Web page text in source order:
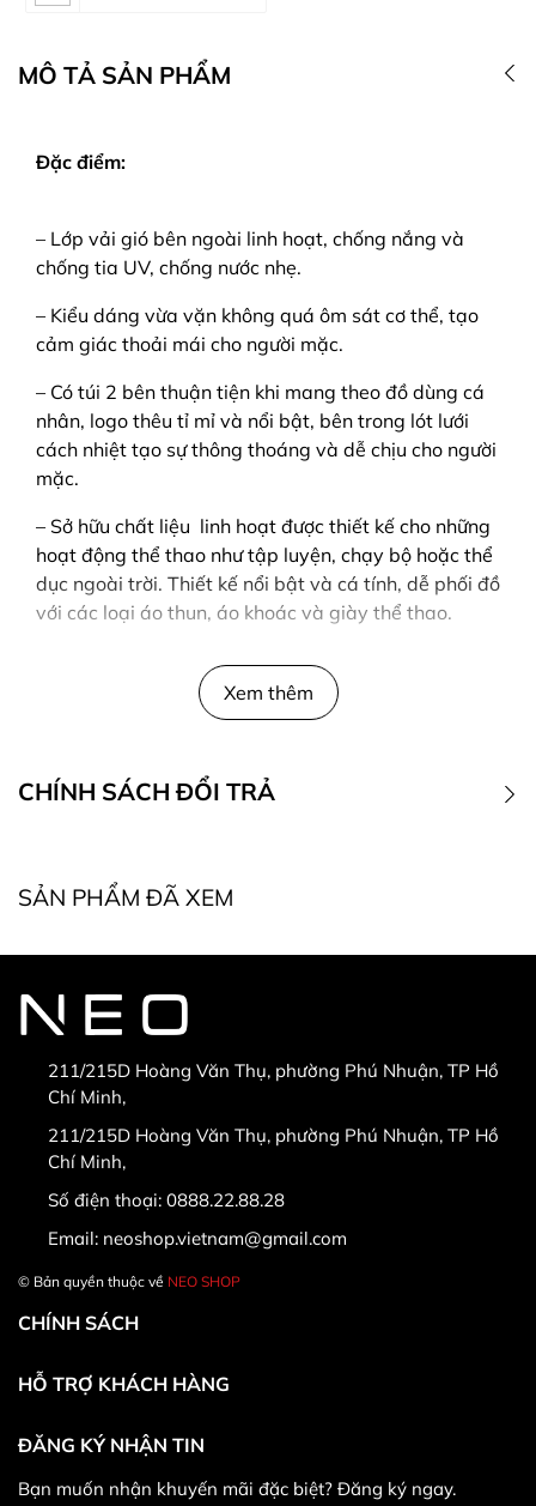
MÔ TẢ SẢN PHẨM
Đặc điểm:
– Lớp vải gió bên ngoài linh hoạt, chống nắng và
chống tia UV, chống nước nhẹ.
– Kiểu dáng vừa vặn không quá ôm sát cơ thể, tạo
cảm giác thoải mái cho người mặc.
– Có túi 2 bên thuận tiện khi mang theo đồ dùng cá
nhân, logo thêu tỉ mỉ và nổi bật, bên trong lót lưới
cách nhiệt tạo sự thông thoáng và dễ chịu cho người
mặc.
– Sở hữu chất liệu linh hoạt được thiết kế cho những
hoạt động thể thao như tập luyện, chạy bộ hoặc thể
dục ngoài trời. Thiết kế nổi bật và cá tính, dễ phối đồ
với các loại áo thun, áo khoác và giày thể thao.
Xem thêm
CHÍNH SÁCH ĐỔI TRẢ
* Điều kiện bắt buộc khi đổi, trả hàng:
* Hàng được đổi trả khi:
SẢN PHẨM ĐÃ XEM
211/215D Hoàng Văn Thụ, phường Phú Nhuận, TP Hồ
Chí Minh,
211/215D Hoàng Văn Thụ, phường Phú Nhuận, TP Hồ
Chí Minh,
Số điện thoại: 0888.22.88.28
Email: neoshop.vietnam@gmail.com
© Bản quyền thuộc về NEO SHOP
CHÍNH SÁCH
HỖ TRỢ KHÁCH HÀNG
ĐĂNG KÝ NHẬN TIN
Bạn muốn nhận khuyến mãi đặc biệt? Đăng ký ngay.